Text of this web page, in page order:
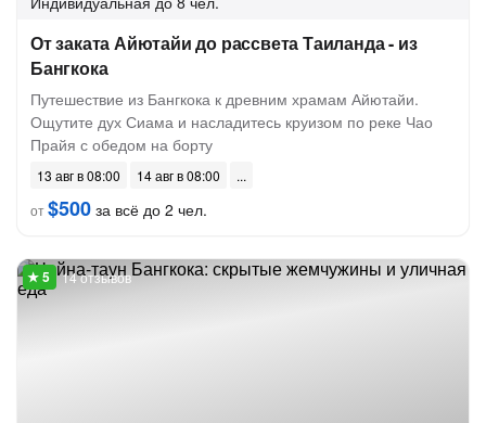
От заката Айютайи до рассвета Таиланда - из
Бангкока
Путешествие из Бангкока к древним храмам Айютайи.
Ощутите дух Сиама и насладитесь круизом по реке Чао
Прайя с обедом на борту
13 авг в 08:00
14 авг в 08:00
от$500 за всё до 2 чел.
14 отзывов